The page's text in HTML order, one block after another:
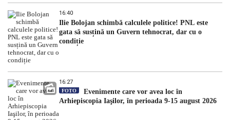
16:40
Ilie Bolojan schimbă calculele politice! PNL este
gata să susțină un Guvern tehnocrat, dar cu o
condiție
16:27
FOTO
Evenimente care vor avea loc în
Arhiepiscopia Iaşilor, în perioada 9-15 august 2026